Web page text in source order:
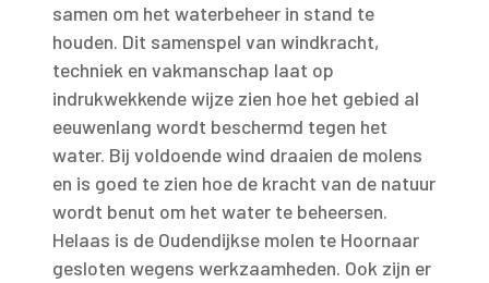
samen om het waterbeheer in stand te
houden. Dit samenspel van windkracht,
techniek en vakmanschap laat op
indrukwekkende wijze zien hoe het gebied al
eeuwenlang wordt beschermd tegen het
water. Bij voldoende wind draaien de molens
en is goed te zien hoe de kracht van de natuur
wordt benut om het water te beheersen.
Helaas is de Oudendijkse molen te Hoornaar
gesloten wegens werkzaamheden. Ook zijn er